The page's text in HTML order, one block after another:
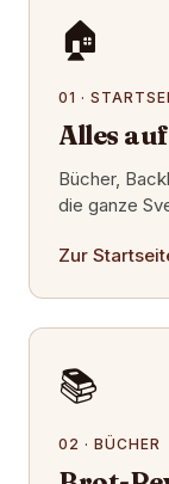
🏠
01 ·
Alles
Bücher,
die ganze
Zur
📚
02 · BÜCHER